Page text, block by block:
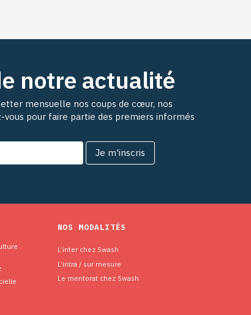
notre actualité
mensuelle nos coups de cœur, nos
pour faire partie des premiers informés
NOS MODALITÉS
L’inter chez Swash
L’intra / sur mesure
Le mentorat chez Swash